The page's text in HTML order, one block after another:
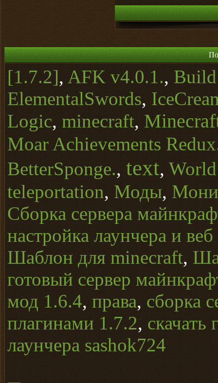
[1.7.2], AFK v4.0.1., Build
ElementalSwords,
Logic, minecraft,
Moar Achievements
BetterSponge., text,
teleportation, Моды,
Сборка сервера
настройка лаунчера и веб
Шаблон для minecraft,
готовый сервер
мод 1.6.4, права, сборка
плагинами 1.7.2, скачать
лаунчера sashok724